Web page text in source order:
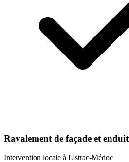
Ravalement de façade et enduit
Intervention locale à Listrac-Médoc